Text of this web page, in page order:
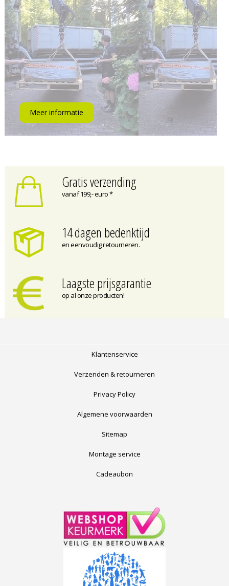
Meer informatie
Gratis verzending
vanaf 199,- euro *
14 dagen bedenktijd
en eenvoudig retourneren.
Laagste prijsgarantie
op al onze producten!
Klantenservice
Verzenden & retourneren
Privacy Policy
Algemene voorwaarden
Sitemap
Montage service
Cadeaubon